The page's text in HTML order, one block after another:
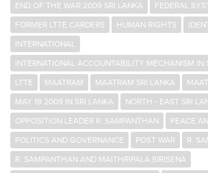
END OF THE WAR 2009 SRI LANKA
FEDERAL
FORMER LTTE CARDERS
HUMAN RIGHTS
INTERNATIONAL
INTERNATIONAL ACCOUNTABILITY MECHANISM IN
LTTE
MAATRAM MAATRAM SRI LANKA
MAY 18 2009 IN SRI LANKA
NORTH - EAST SRI
OPPOSITION LEADER R. SAMPANTHAN
PEACE
POLITICS AND GOVERNANCE
POST WAR
R.
R. SAMPANTHAN AND MAITHRIPALA SIRISENA